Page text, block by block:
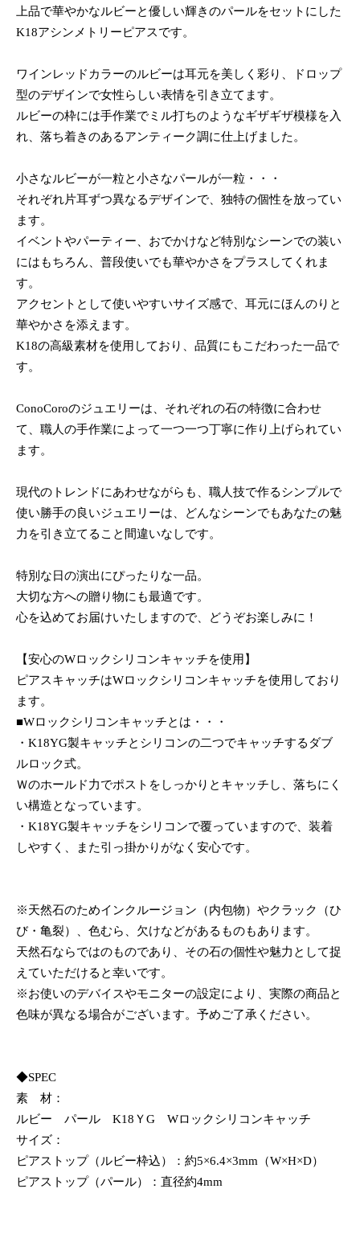
上品で華やかなルビーと優しい輝きのパールをセットにした
K18アシンメトリーピアスです。
ワインレッドカラーのルビーは耳元を美しく彩り、ドロップ
型のデザインで女性らしい表情を引き立てます。
ルビーの枠には手作業でミル打ちのようなギザギザ模様を入
れ、落ち着きのあるアンティーク調に仕上げました。
小さなルビーが一粒と小さなパールが一粒・・・
それぞれ片耳ずつ異なるデザインで、独特の個性を放ってい
ます。
イベントやパーティー、おでかけなど特別なシーンでの装い
にはもちろん、普段使いでも華やかさをプラスしてくれま
す。
アクセントとして使いやすいサイズ感で、耳元にほんのりと
華やかさを添えます。
K18の高級素材を使用しており、品質にもこだわった一品で
す。
ConoCoroのジュエリーは、それぞれの石の特徴に合わせ
て、職人の手作業によって一つ一つ丁寧に作り上げられてい
ます。
現代のトレンドにあわせながらも、職人技で作るシンプルで
使い勝手の良いジュエリーは、どんなシーンでもあなたの魅
力を引き立てること間違いなしです。
特別な日の演出にぴったりな一品。
大切な方への贈り物にも最適です。
心を込めてお届けいたしますので、どうぞお楽しみに！
【安心のWロックシリコンキャッチを使用】
ピアスキャッチはWロックシリコンキャッチを使用しており
ます。
■Wロックシリコンキャッチとは・・・
・K18YG製キャッチとシリコンの二つでキャッチするダブ
ルロック式。
Ｗのホールド力でポストをしっかりとキャッチし、落ちにく
い構造となっています。
・K18YG製キャッチをシリコンで覆っていますので、装着
しやすく、また引っ掛かりがなく安心です。
※天然石のためインクルージョン（内包物）やクラック（ひ
び・亀裂）、色むら、欠けなどがあるものもあります。
天然石ならではのものであり、その石の個性や魅力として捉
えていただけると幸いです。
※お使いのデバイスやモニターの設定により、実際の商品と
色味が異なる場合がございます。予めご了承ください。
◆SPEC
素 材：
ルビー パール K18ＹG Wロックシリコンキャッチ
サイズ：
ピアストップ（ルビー枠込）：約5×6.4×3mm（W×H×D）
ピアストップ（パール）：直径約4mm